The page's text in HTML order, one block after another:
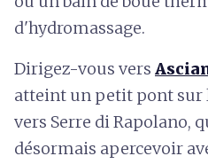
d'hydromassage.
Dirigez-vous vers
atteint un petit pont sur
vers Serre di Rapolano,
désormais apercevoir